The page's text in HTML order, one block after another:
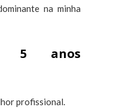
na minha
5 anos
profissional.